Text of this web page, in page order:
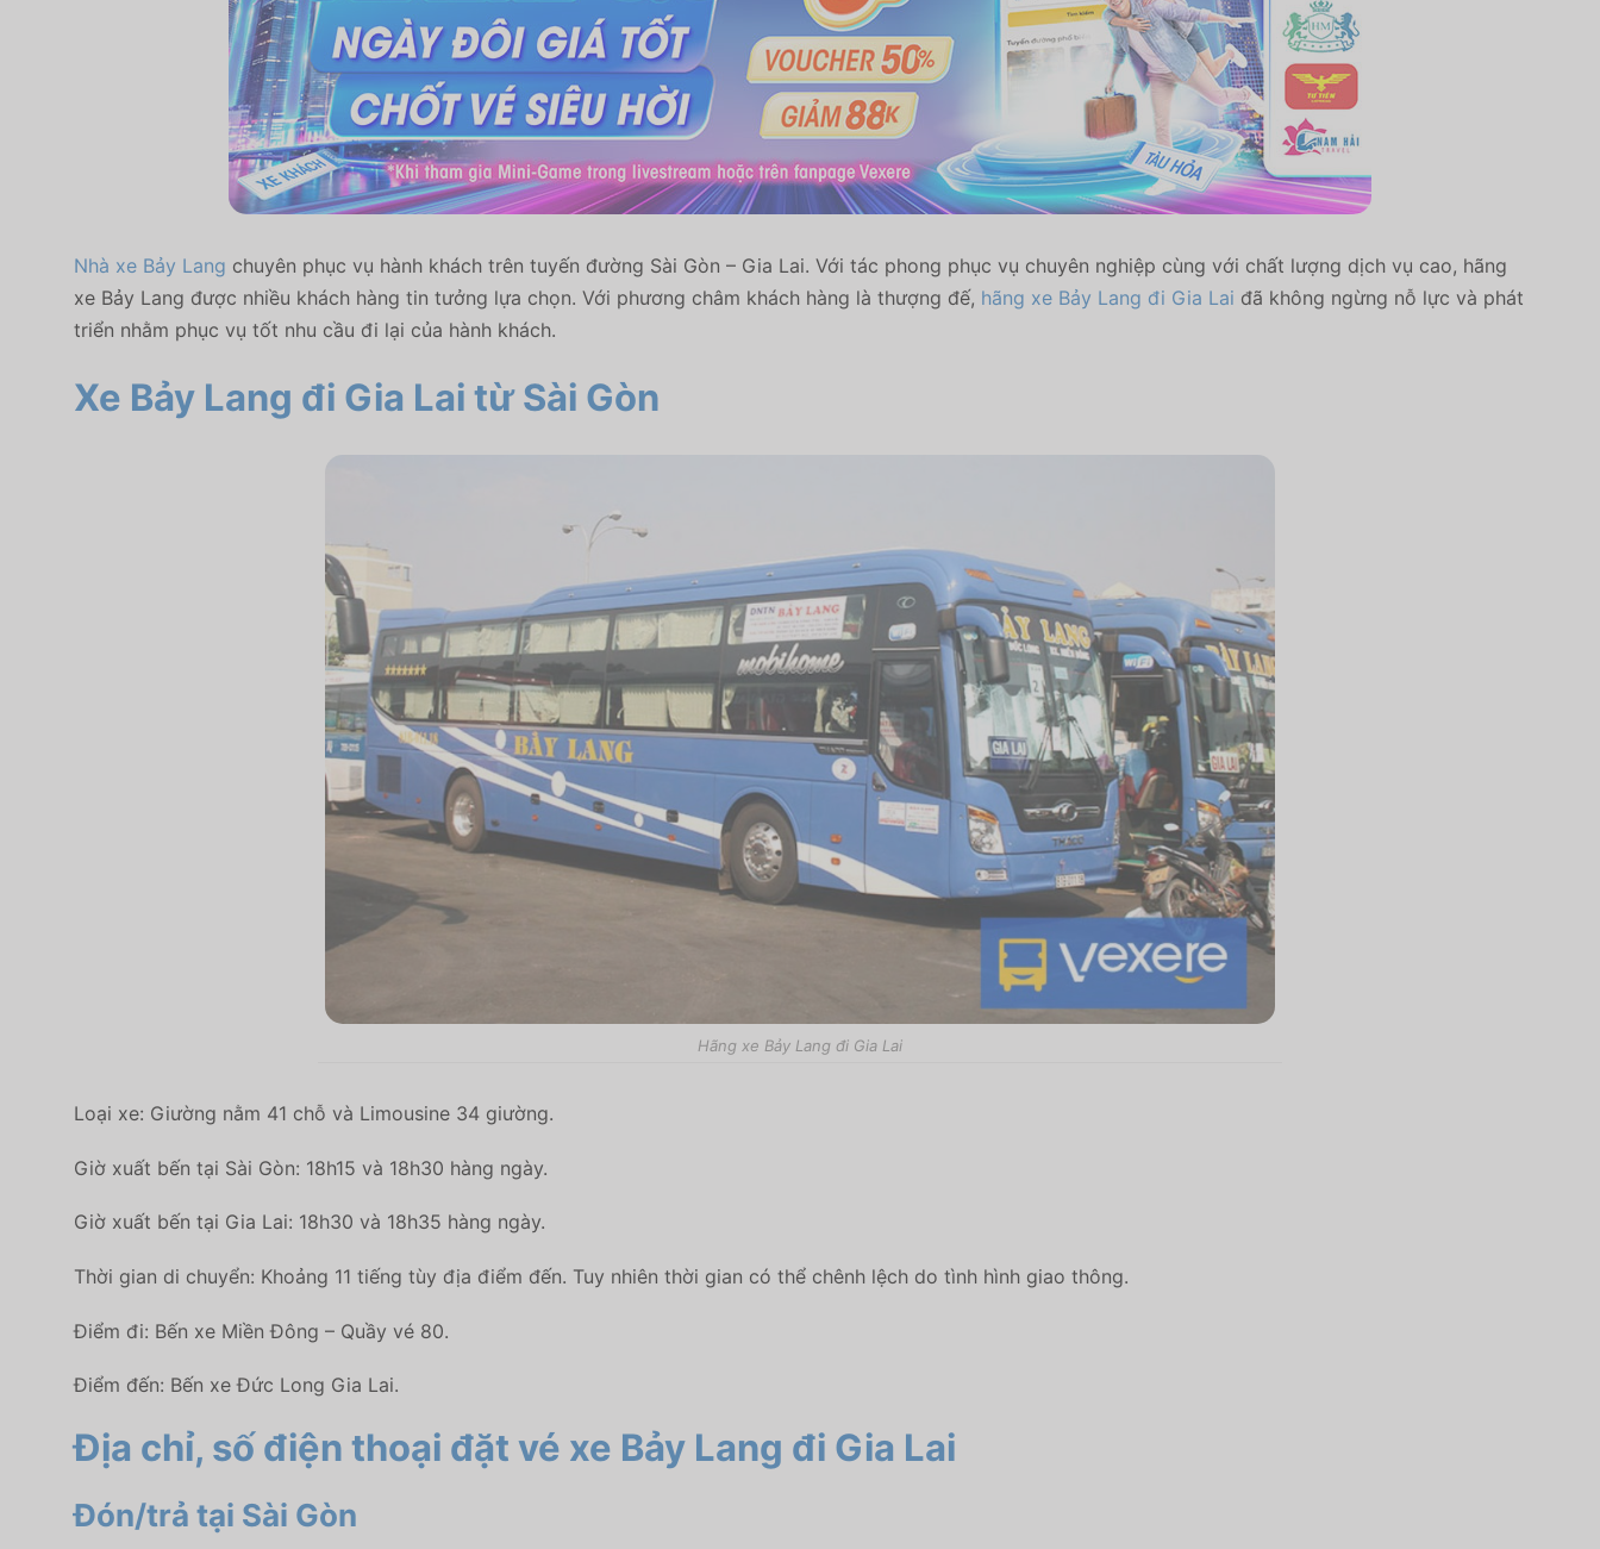
Nhà xe Bảy Lang chuyên phục vụ hành khách trên tuyến đường Sài Gòn – Gia Lai. Với tác phong phục vụ chuyên nghiệp cùng với chất lượng dịch vụ cao, hãng
xe Bảy Lang được nhiều khách hàng tin tưởng lựa chọn. Với phương châm khách hàng là thượng đế, hãng xe Bảy Lang đi Gia Lai đã không ngừng nỗ lực và phát
triển nhằm phục vụ tốt nhu cầu đi lại của hành khách.
Xe Bảy Lang đi Gia Lai từ Sài Gòn
Hãng xe Bảy Lang đi Gia Lai
Loại xe: Giường nằm 41 chỗ và Limousine 34 giường.
Giờ xuất bến tại Sài Gòn: 18h15 và 18h30 hàng ngày.
Giờ xuất bến tại Gia Lai: 18h30 và 18h35 hàng ngày.
Thời gian di chuyển: Khoảng 11 tiếng tùy địa điểm đến. Tuy nhiên thời gian có thể chênh lệch do tình hình giao thông.
Điểm đi: Bến xe Miền Đông – Quầy vé 80.
Điểm đến: Bến xe Đức Long Gia Lai.
Địa chỉ, số điện thoại đặt vé xe Bảy Lang đi Gia Lai
Đón/trả tại Sài Gòn